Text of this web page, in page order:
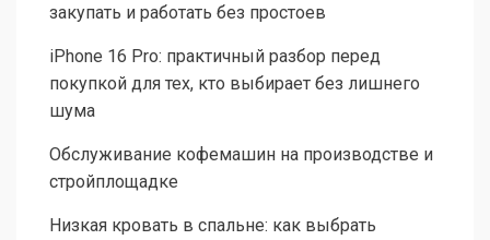
закупать и работать без простоев
iPhone 16 Pro: практичный разбор перед
покупкой для тех, кто выбирает без лишнего
шума
Обслуживание кофемашин на производстве и
стройплощадке
Низкая кровать в спальне: как выбрать